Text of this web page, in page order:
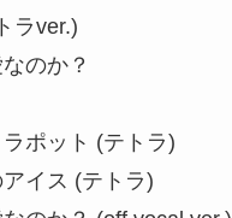
ラver.)
のか？
ポット (テトラ)
イス (テトラ)